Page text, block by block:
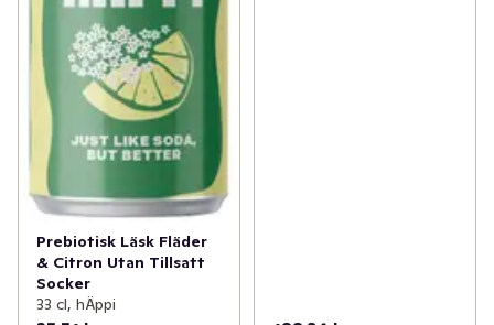
Prebiotisk Läsk Fläder
& Citron Utan Tillsatt
Socker
33 cl, hÄppi